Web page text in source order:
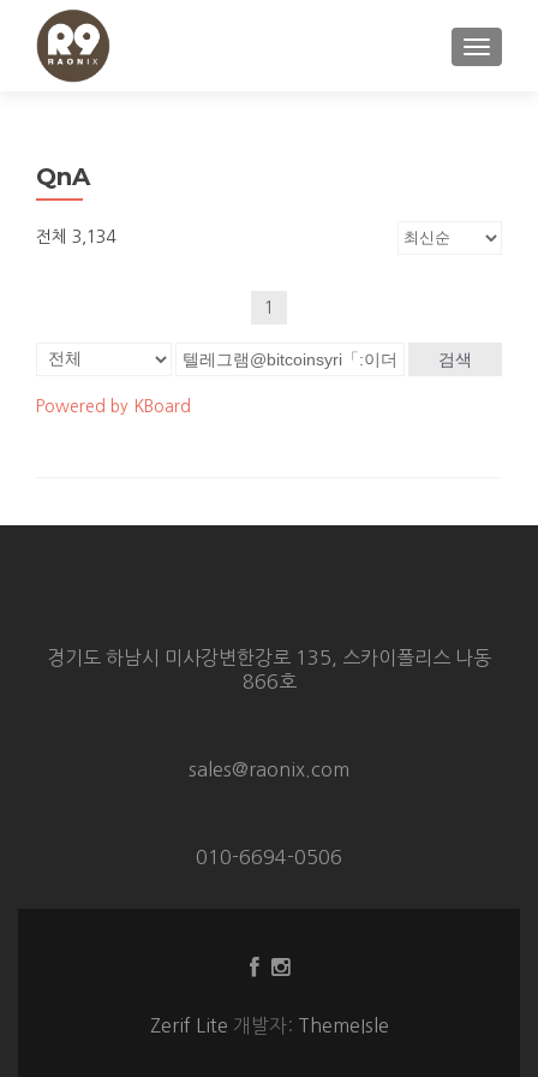
내비게
QnA
전체 3,134
1
검색
Powered by KBoard
경기도 하남시 미사강변한강로 135, 스카이폴리스 나동
866호
sales@raonix.com
010-6694-0506
Facebook
크
Instagram
크
Zerif Lite 개발자: ThemeIsle